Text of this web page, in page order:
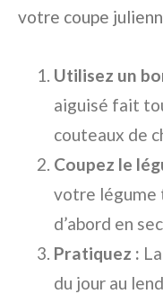
votre coupe
Utilisez un
aiguisé fait
couteaux de
Coupez le
votre légume
d’abord en
Pratiquez :
du jour au